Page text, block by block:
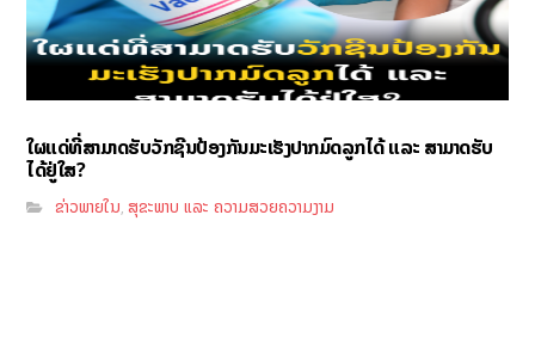
ໃຜແດ່ທີ່ສາມາດຮັບວັກຊີນປ້ອງກັນມະເຮັງປາກມົດລູກໄດ້ ແລະ ສາມາດຮັບ
ໄດ້ຢູ່ໃສ?
ຂ່າວພາຍໃນ,ສຸຂະພາບ ແລະ ຄວາມສວຍຄວາມງາມ